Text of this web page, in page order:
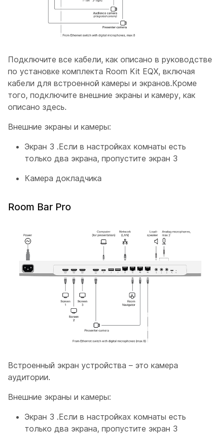
Подключите все кабели, как описано в руководстве
по установке комплекта Room Kit EQX, включая
кабели для встроенной камеры и экранов.Кроме
того, подключите внешние экраны и камеру, как
описано здесь.
Внешние экраны и камеры:
Экран 3 .Если в настройках комнаты есть
только два экрана, пропустите экран 3
Камера докладчика
Room Bar Pro
Встроенный экран устройства – это камера
аудитории.
Внешние экраны и камеры:
Экран 3 .Если в настройках комнаты есть
только два экрана, пропустите экран 3